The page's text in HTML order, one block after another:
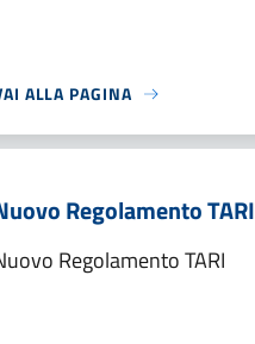
ALLA PAGINA
Regolamento TARI
Regolamento TARI